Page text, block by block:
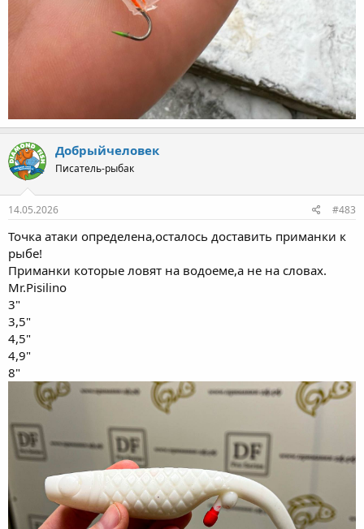
Добрыйчеловек
Писатель-рыбак
14.05.2026 #483
Точка атаки определена,осталось доставить приманки к
рыбе!
Приманки которые ловят на водоеме,а не на словах.
Mr.Pisilino
3"
3,5"
4,5"
4,9"
8"